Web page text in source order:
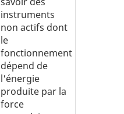
instruments
non actifs dont
le
fonctionnement
dépend de
l'énergie
produite par la
force